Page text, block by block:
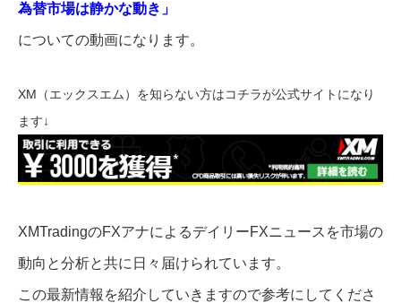
為替市場は静かな動き」
についての動画になります。
XM（エックスエム）を知らない方はコチラが公式サイトになり
ます↓
XMTradingのFXアナによるデイリーFXニュースを市場の
動向と分析と共に日々届けられています。
この最新情報を紹介していきますので参考にしてくださ